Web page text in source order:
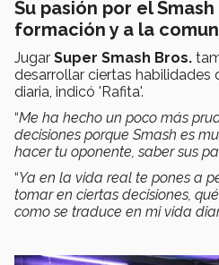
Su pasión por el
formación y a la
Jugar Super Smash Bros.
desarrollar ciertas habilidades
diaria, indicó 'Rafita'.
“Me ha hecho un poco más
decisiones porque Smash es
hacer tu oponente, saber sus
“Ya en la vida real te pones a
tomar en ciertas decisiones,
como se traduce en mi vida